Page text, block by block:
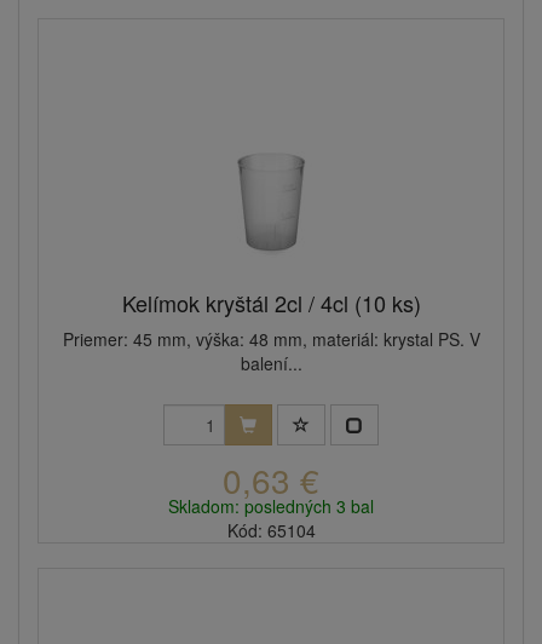
Kelímok kryštál 2cl / 4cl (10 ks)
Priemer: 45 mm, výška: 48 mm, materiál: krystal PS. V
balení...
0,63 €
Skladom: posledných 3 bal
Kód: 65104